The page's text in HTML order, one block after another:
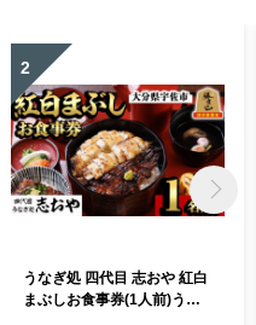
2
うなぎ処 四代目 志おや 紅白
まぶしお食事券(1人前)うな